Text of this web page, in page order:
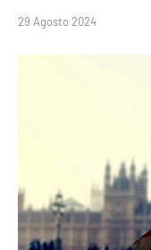
29 Agosto 2024